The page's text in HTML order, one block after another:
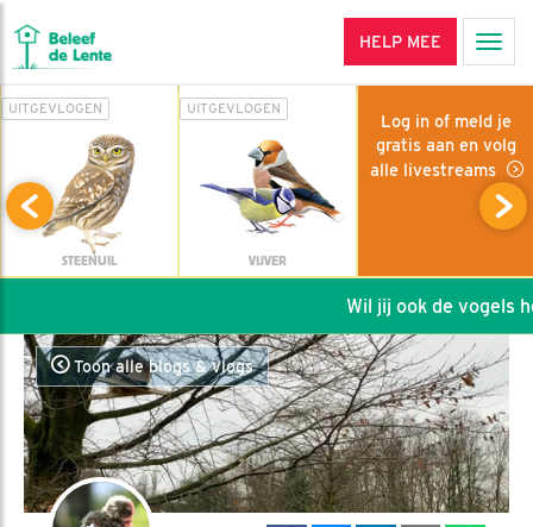
HELP MEE
UITGEVLOGEN
STEENUIL
UITGEVLOGEN
VIJVER
Log in of meld je
gratis aan en volg
alle livestreams
Wil jij ook de vogels
Toon alle blogs & vlogs